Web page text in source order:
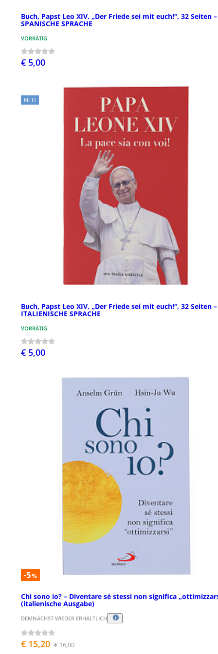
Buch, Papst Leo XIV. „Der Friede sei mit euch!“, 32 Seiten –
SPANISCHE SPRACHE
VORRÄTIG
€ 5,00
NEU
Buch, Papst Leo XIV. „Der Friede sei mit euch!“, 32 Seiten –
ITALIENISCHE SPRACHE
VORRÄTIG
€ 5,00
-5%
Chi sono io? – Diventare sé stessi non significa
(italienische Ausgabe)
DEMNÄCHST WIEDER ERHÄLTLICH
€ 15,20 € 16,00